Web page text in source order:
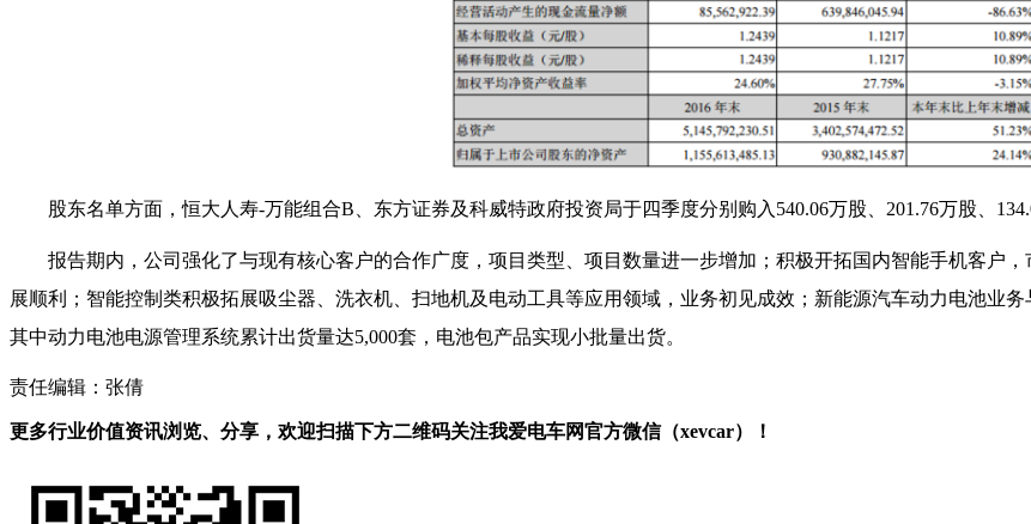
股东名单方面，恒大人寿-万能组合B、东方证券及科威特政府投资局于四季度分别购入540.06万股、201.76万股、
报告期内，公司强化了与现有核心客户的合作广度，项目类型、项目数量进一步增加；积极开拓国内智能手机客户
展顺利；智能控制类积极拓展吸尘器、洗衣机、扫地机及电动工具等应用领域，业务初见成效；新能源汽车动力电池业务
其中动力电池电源管理系统累计出货量达5,000套，电池包产品实现小批量出货。
责任编辑：张倩
更多行业价值资讯浏览、分享，欢迎扫描下方二维码关注我爱电车网官方微信（xevcar）！